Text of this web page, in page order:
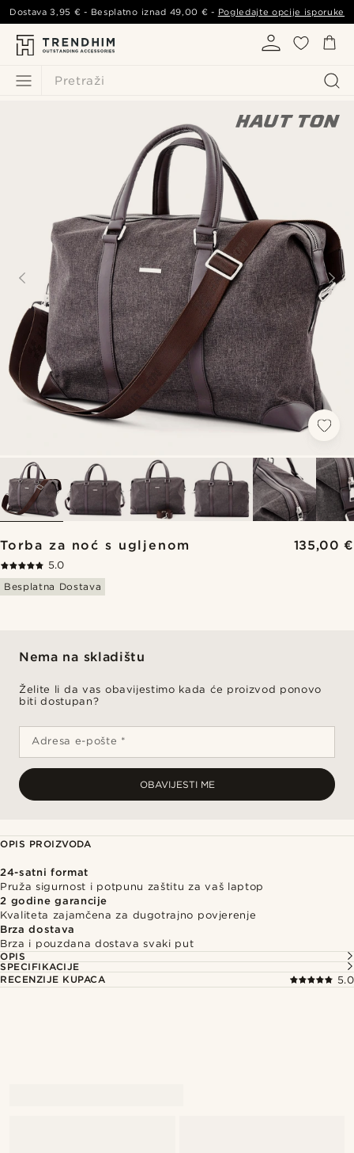
Pretraži
Dostava3,95 € - Besplatno iznad 49,00 € - Pogledajte opcije isporuke
Torba za noć s ugljenom 135,00 €
5.0
Besplatna Dostava
Nema na skladištu
Želite li da vas obavijestimo kada će proizvod ponovo
biti dostupan?
Adresa e-pošte *
OBAVIJESTI ME
OPIS PROIZVODA
24-satni format
Pruža sigurnost i potpunu zaštitu za vaš laptop
2 godine garancije
Kvaliteta zajamčena za dugotrajno povjerenje
Brza dostava
Brza i pouzdana dostava svaki put
OPIS
SPECIFIKACIJE
RECENZIJE KUPACA
5.0